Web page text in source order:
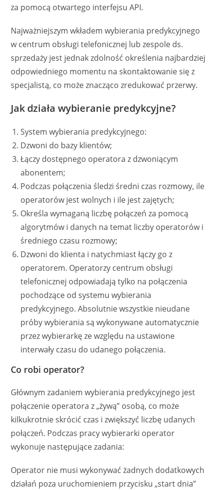
za pomocą otwartego interfejsu API.
Najważniejszym wkładem wybierania predykcyjnego
w centrum obsługi telefonicznej lub zespole ds.
sprzedaży jest jednak zdolność określenia najbardziej
odpowiedniego momentu na skontaktowanie się z
specjalistą, co może znacząco zredukować przerwy.
Jak działa wybieranie predykcyjne?
System wybierania predykcyjnego:
Dzwoni do bazy klientów;
Łączy dostępnego operatora z dzwoniącym
abonentem;
Podczas połączenia śledzi średni czas rozmowy, ile
operatorów jest wolnych i ile jest zajętych;
Określa wymaganą liczbę połączeń za pomocą
algorytmów i danych na temat liczby operatorów i
średniego czasu rozmowy;
Dzwoni do klienta i natychmiast łączy go z
operatorem. Operatorzy centrum obsługi
telefonicznej odpowiadają tylko na połączenia
pochodzące od systemu wybierania
predykcyjnego. Absolutnie wszystkie nieudane
próby wybierania są wykonywane automatycznie
przez wybierarkę ze względu na ustawione
interwały czasu do udanego połączenia.
Co robi operator?
Głównym zadaniem wybierania predykcyjnego jest
połączenie operatora z „żywą” osobą, co może
kilkukrotnie skrócić czas i zwiększyć liczbę udanych
połączeń. Podczas pracy wybierarki operator
wykonuje następujące zadania:
Operator nie musi wykonywać żadnych dodatkowych
działań poza uruchomieniem przycisku „start dnia”